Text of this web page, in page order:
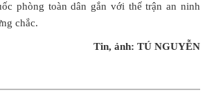
phòng toàn dân gắn với thế trận an ninh
chắc.
Tin, ảnh: TÚ NGUYỄN